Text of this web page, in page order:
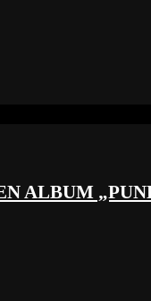
ALBUM